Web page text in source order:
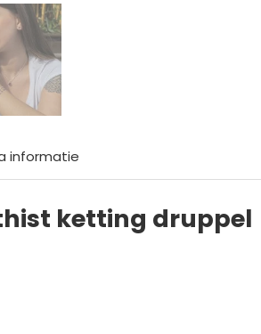
informatie
ketting druppel